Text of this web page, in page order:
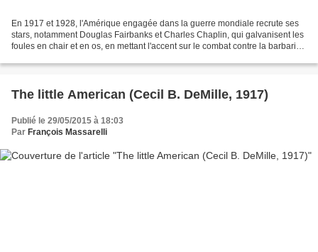
En 1917 et 1928, l'Amérique engagée dans la guerre mondiale recrute ses
stars, notamment Douglas Fairbanks et Charles Chaplin, qui galvanisent les
foules en chair et en os, en mettant l'accent sur le combat contre la barbarie.
The little American (Cecil B. DeMille, 1917)
Publié le 29/05/2015 à 18:03
Par François Massarelli